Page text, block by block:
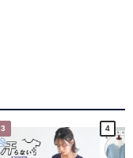
3 4